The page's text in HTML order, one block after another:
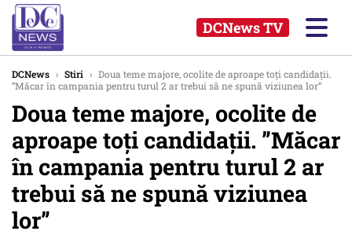
DCNews TV
DCNews › Stiri › Doua teme majore, ocolite de aproape toți candidații.
”Măcar în campania pentru turul 2 ar trebui să ne spună viziunea lor”
Doua teme majore, ocolite de
aproape toți candidații. ”Măcar
în campania pentru turul 2 ar
trebui să ne spună viziunea
lor”